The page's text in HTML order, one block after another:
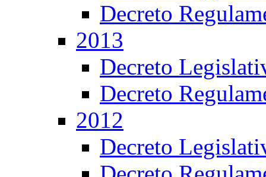
Decreto
2013
Decreto
Decreto
2012
Decreto